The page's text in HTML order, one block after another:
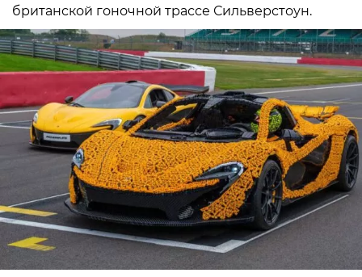
британской гоночной трассе Сильверстоун.